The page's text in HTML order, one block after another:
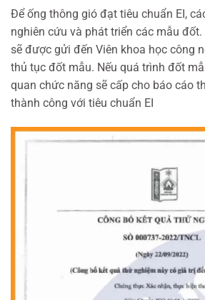
Để ống thông gió đạt tiêu chuẩn EI,
nghiên cứu và phát triển các mẫu
sẽ được gửi đến Viên khoa học công
thủ tục đốt mẫu. Nếu quá trình đốt
quan chức năng sẽ cấp cho báo cáo
thành công với tiêu chuẩn EI